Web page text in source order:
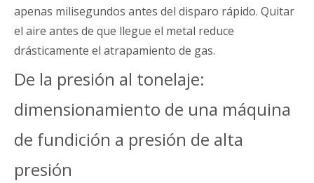
apenas milisegundos antes del disparo rápido. Quitar
el aire antes de que llegue el metal reduce
drásticamente el atrapamiento de gas.
De la presión al tonelaje:
dimensionamiento de una máquina
de fundición a presión de alta
presión